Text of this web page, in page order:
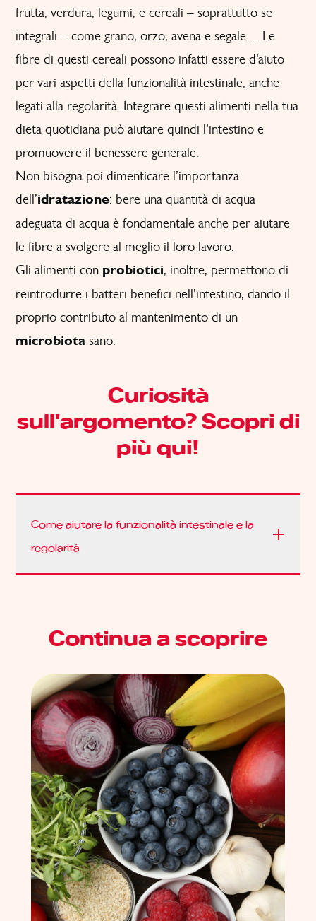
frutta, verdura, legumi, e cereali – soprattutto se
integrali – come grano, orzo, avena e segale… Le
fibre di questi cereali possono infatti essere d’aiuto
per vari aspetti della funzionalità intestinale, anche
legati alla regolarità. Integrare questi alimenti nella tua
dieta quotidiana può aiutare quindi l’intestino e
promuovere il benessere generale.
Non bisogna poi dimenticare l’importanza
dell’idratazione: bere una quantità di acqua
adeguata di acqua è fondamentale anche per aiutare
le fibre a svolgere al meglio il loro lavoro.
Gli alimenti con probiotici, inoltre, permettono di
reintrodurre i batteri benefici nell’intestino, dando il
proprio contributo al mantenimento di un
microbiota sano.
Curiosità
sull'argomento? Scopri di
più qui!
Come aiutare la funzionalità intestinale e la
regolarità
cereali integrali. Bere la giusta quantità di acqua ogni
dimenticare di includere alimenti fermentati ricchi di
probiotici, che sostengono un microbiota sano. Infine,
l’attività fisica regolare può essere d’aiuto anche in questo
senso.
Continua a scoprire